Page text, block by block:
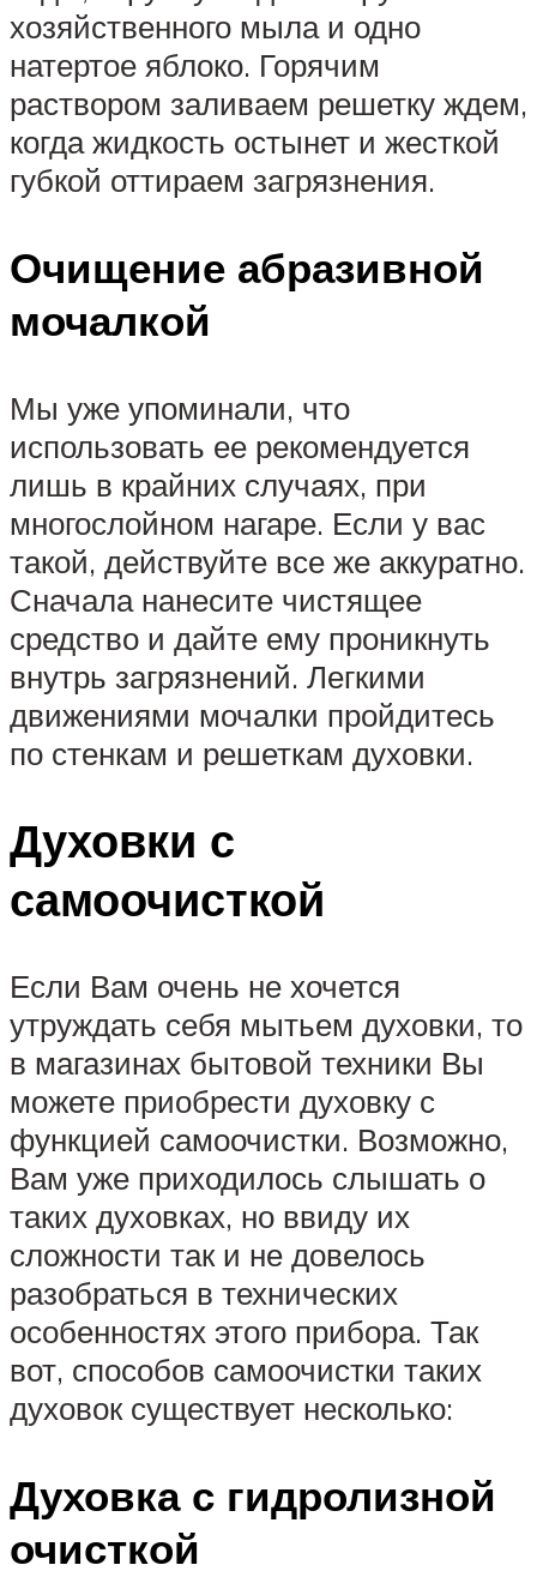
хозяйственного мыла и одно
натертое яблоко. Горячим
раствором заливаем решетку ждем,
когда жидкость остынет и жесткой
губкой оттираем загрязнения.
Очищение абразивной
мочалкой
Мы уже упоминали, что
использовать ее рекомендуется
лишь в крайних случаях, при
многослойном нагаре. Если у вас
такой, действуйте все же аккуратно.
Сначала нанесите чистящее
средство и дайте ему проникнуть
внутрь загрязнений. Легкими
движениями мочалки пройдитесь
по стенкам и решеткам духовки.
Духовки с
самоочисткой
Если Вам очень не хочется
утруждать себя мытьем духовки, то
в магазинах бытовой техники Вы
можете приобрести духовку с
функцией самоочистки. Возможно,
Вам уже приходилось слышать о
таких духовках, но ввиду их
сложности так и не довелось
разобраться в технических
особенностях этого прибора. Так
вот, способов самоочистки таких
духовок существует несколько:
Духовка с гидролизной
очисткой